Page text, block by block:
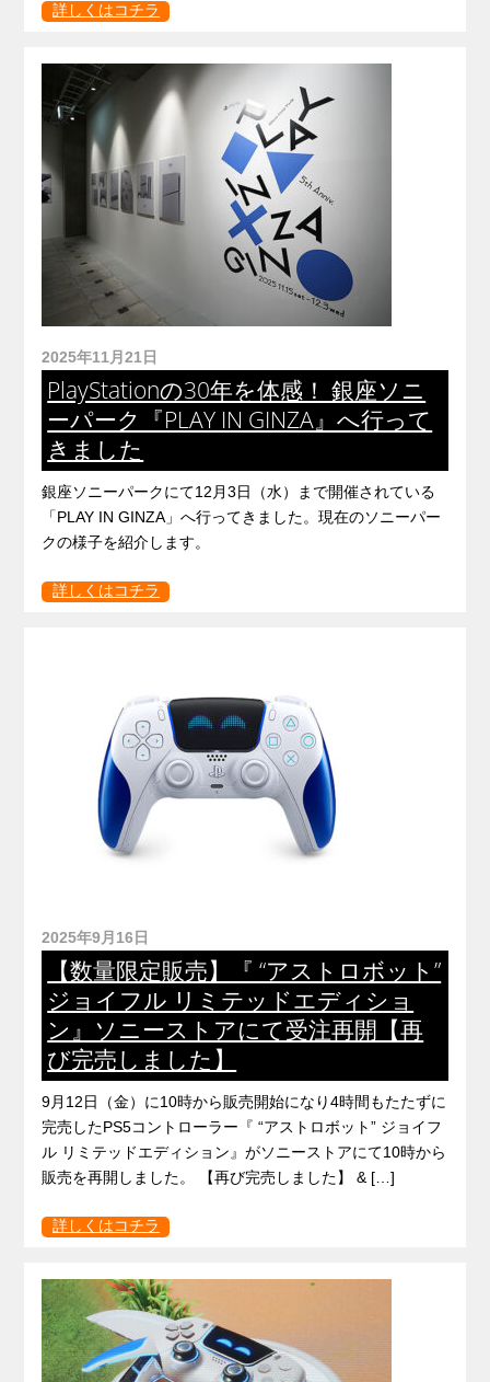
詳しくはコチラ
2025年11月21日
PlayStationの30年を体感！ 銀座ソニ
ーパーク『PLAY IN GINZA』へ行って
きました
銀座ソニーパークにて12月3日（水）まで開催されている
「PLAY IN GINZA」へ行ってきました。現在のソニーパー
クの様子を紹介します。
詳しくはコチラ
2025年9月16日
【数量限定販売】『 “アストロボット”
ジョイフル リミテッドエディショ
ン』ソニーストアにて受注再開【再
び完売しました】
9月12日（金）に10時から販売開始になり4時間もたたずに
完売したPS5コントローラー『 “アストロボット” ジョイフ
ル リミテッドエディション』がソニーストアにて10時から
販売を再開しました。 【再び完売しました】 & […]
詳しくはコチラ